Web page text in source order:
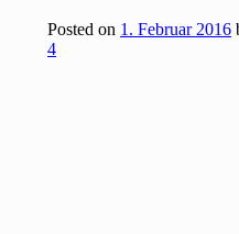
Posted on 1. Februar 2016
4